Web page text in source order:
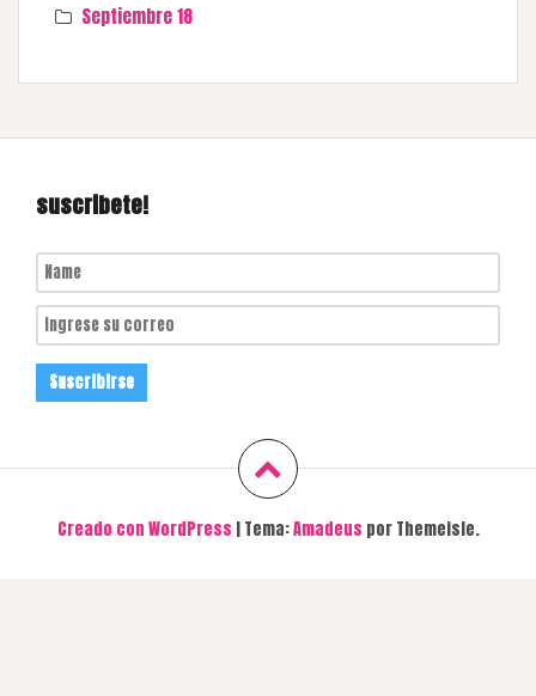
Septiembre 18
suscribete!
Creado con WordPress |Tema:Amadeus por Themeisle.